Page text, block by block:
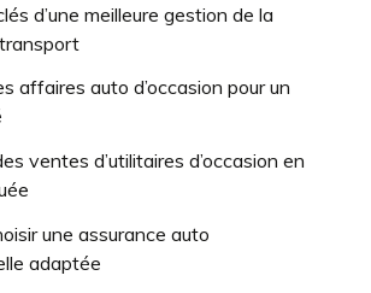
d’une meilleure gestion de la
affaires auto d’occasion pour un
ventes d’utilitaires d’occasion en
une assurance auto
adaptée